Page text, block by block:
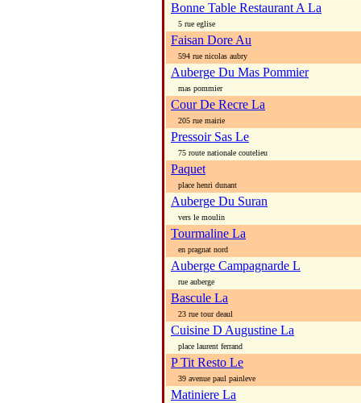
Bonne Table Restaurant A La
5 rue eglise
Faisan Dore Au
594 rue nicolas aubry
Auberge Du Mas Pommier
mas pommier
Cour De Recre La
205 rue mairie
Pressoir Sas Le
75 route nationale coutelieu
Paquet
place henri dunant
Auberge Du Suran
vers le moulin
Tourmaline La
en pragnat nord
Auberge Campagnarde L
rue auberge
Bascule La
23 rue tour deaul
Cuisine D Augustine La
place laurent ferrand
P Tit Resto Le
39 avenue paul painleve
Matiniere La